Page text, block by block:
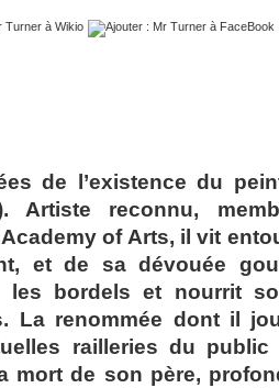
de l’existence du
Artiste reconnu,
of Arts, il vit
et de sa dévouée
les bordels et nourrit
La renommée dont il
railleries du
mort de son père,